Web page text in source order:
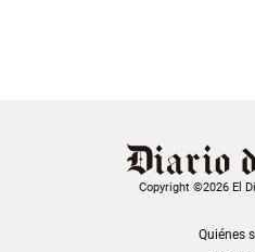
Copyright ©2026 El
Quiénes